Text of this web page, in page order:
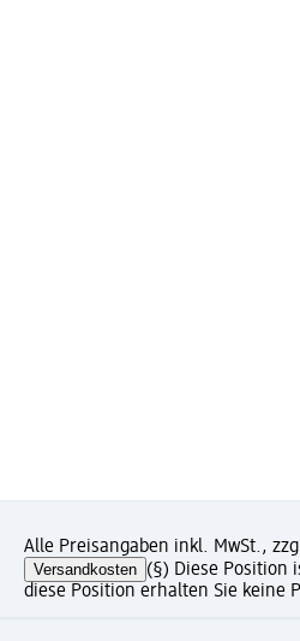
Alle Preisangaben inkl. MwSt.,
Versandkosten (§) Diese Position
diese Position erhalten Sie keine